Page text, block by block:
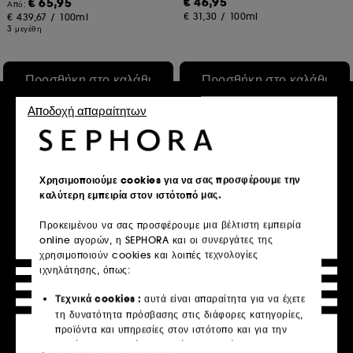
Από:€ 65,95
€ 439,67 / 100ml
3 μεγέθη
Προσθήκη στο καλάθι
€ 31,30 / 100ml
Προσθήκη στο καλάθι
CLINIQUE
Clinique For Men
18
€ 42,95
100ml
Gentle renewing cleansing
Λοσιόν ντεμακιγιάζ
11
€ 36,95
100ml
Χρησιμοποιούμε cookies για να σας προσφέρουμε την
καλύτερη εμπειρία στον ιστότοπό μας.
Προκειμένου να σας προσφέρουμε μια βέλτιστη εμπειρία
online αγορών, η SEPHORA και οι συνεργάτες της
χρησιμοποιούν cookies και λοιπές τεχνολογίες
ιχνηλάτησης, όπως:
Τεχνικά cookies : αυτά είναι απαραίτητα για να έχετε
τη δυνατότητα πρόσβασης στις διάφορες κατηγορίες,
προϊόντα και υπηρεσίες στον ιστότοπο και για την
ασφάλεια του ιστότοπου. Είναι απαραίτητα για την
Αποδοχή απαραίτητων